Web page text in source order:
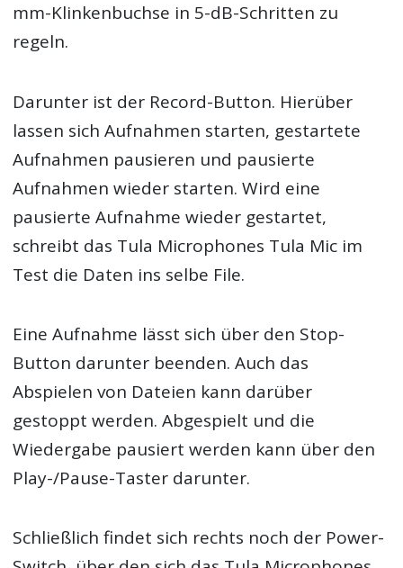
mm-Klinkenbuchse in 5-dB-Schritten zu
regeln.
Darunter ist der Record-Button. Hierüber
lassen sich Aufnahmen starten, gestartete
Aufnahmen pausieren und pausierte
Aufnahmen wieder starten. Wird eine
pausierte Aufnahme wieder gestartet,
schreibt das Tula Microphones Tula Mic im
Test die Daten ins selbe File.
Eine Aufnahme lässt sich über den Stop-
Button darunter beenden. Auch das
Abspielen von Dateien kann darüber
gestoppt werden. Abgespielt und die
Wiedergabe pausiert werden kann über den
Play-/Pause-Taster darunter.
Schließlich findet sich rechts noch der Power-